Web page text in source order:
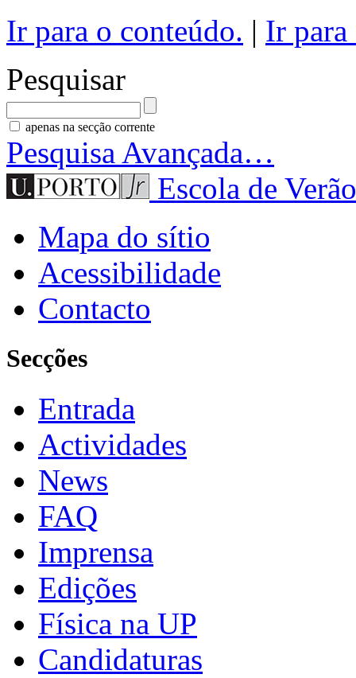
Ir para o conteúdo. | Ir para
Pesquisar
apenas na secção corrente
Pesquisa Avançada…
Escola de
Mapa do sítio
Acessibilidade
Contacto
Secções
Entrada
Actividades
News
FAQ
Imprensa
Edições
Física na UP
Candidaturas